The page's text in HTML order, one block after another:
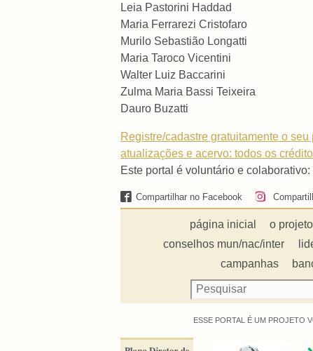
Leia Pastorini Haddad
Maria Ferrarezi Cristofaro
Murilo Sebastião Longatti
Maria Taroco Vicentini
Walter Luiz Baccarini
Zulma Maria Bassi Teixeira
Dauro Buzatti
Registre/cadastre gratuitamente o
atualizações e acervo: todos os
Este portal é voluntário e
Compartilhar no Facebook
página inicial o projeto
conselhos mun/nac/inter
campanhas
ESSE PORTAL É UM PROJETO